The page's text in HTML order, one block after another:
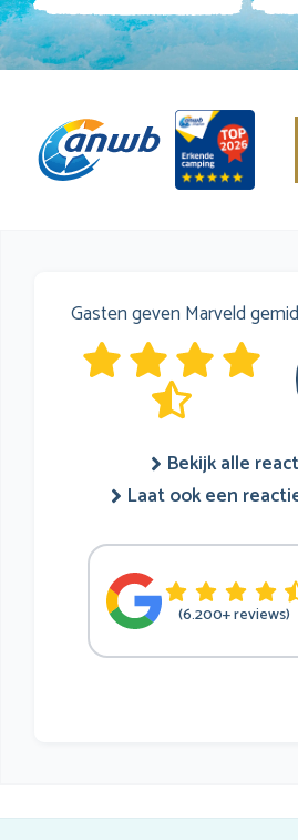
Gasten geven Marveld
Bekijk alle
Laat ook een
(6.200+ reviews)